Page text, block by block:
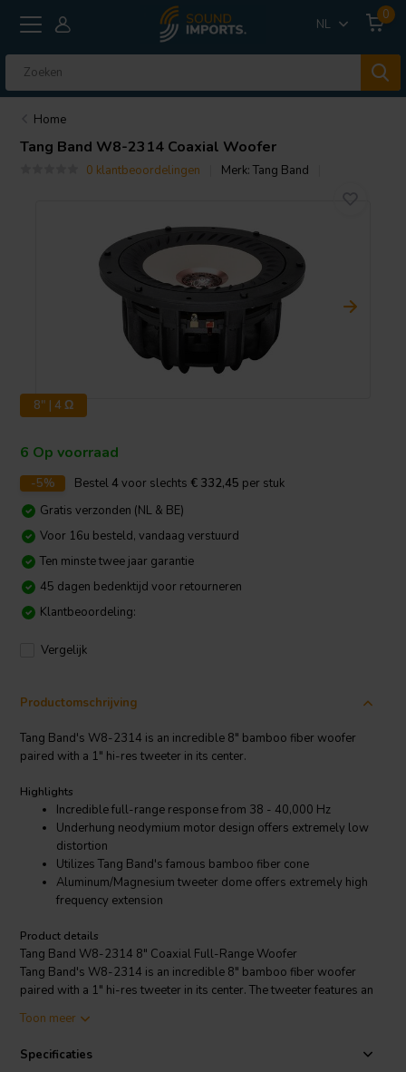
NL
0
Home
Tang Band W8-2314 Coaxial Woofer
0 klantbeoordelingen Merk:Tang Band
8" | 4 Ω
6 Op voorraad
-5% Bestel4 voor slechts € 332,45 per stuk
Gratis verzonden (NL & BE)
Voor 16u besteld, vandaag verstuurd
Ten minste twee jaar garantie
45 dagen bedenktijd voor retourneren
Klantbeoordeling:
Vergelijk
Productomschrijving
Tang Band's W8-2314 is an incredible 8" bamboo fiber woofer
paired with a 1" hi-res tweeter in its center.
Highlights
Incredible full-range response from 38 - 40,000 Hz
Underhung neodymium motor design offers extremely low
distortion
Utilizes Tang Band's famous bamboo fiber cone
Aluminum/Magnesium tweeter dome offers extremely high
frequency extension
Product details
Tang Band W8-2314 8" Coaxial Full-Range Woofer
Tang Band's W8-2314 is an incredible 8" bamboo fiber woofer
paired with a 1" hi-res tweeter in its center. The tweeter features an
Hz! This coaxial will produce an extremely smooth response on and
standard 2-way designs.
Toon meer
Specificaties